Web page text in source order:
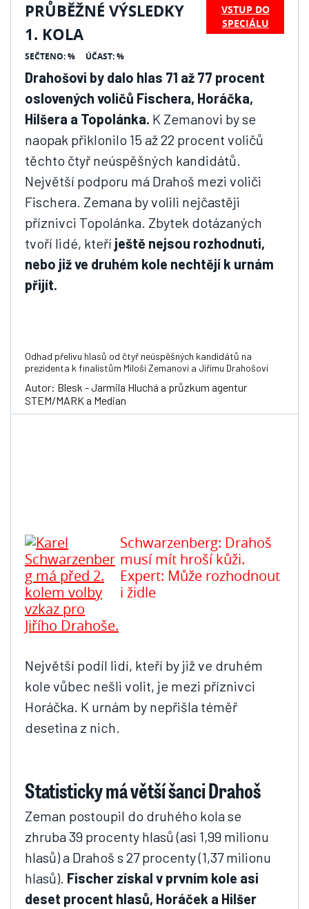
PRŮBĚŽNÉ VÝSLEDKY
1. KOLA
VSTUP DO
SPECIÁLU
SEČTENO: % ÚČAST: %
Drahošovi by dalo hlas 71 až 77 procent
oslovených voličů Fischera, Horáčka,
Hilšera a Topolánka. K Zemanovi by se
naopak přiklonilo 15 až 22 procent voličů
těchto čtyř neúspěšných kandidátů.
Největší podporu má Drahoš mezi voliči
Fischera. Zemana by volili nejčastěji
příznivci Topolánka. Zbytek dotázaných
tvoří lidé, kteří ještě nejsou rozhodnuti,
nebo již ve druhém kole nechtějí k urnám
přijít.
Odhad přelivu hlasů od čtyř neúspěšných kandidátů na
prezidenta k finalistům Miloši Zemanovi a Jiřímu Drahošovi
Autor: Blesk - Jarmila Hluchá a průzkum agentur
STEM/MARK a Median
Schwarzenberg: Drahoš
musí mít hroší kůži.
Expert: Může rozhodnout
i židle
Největší podíl lidí, kteří by již ve druhém
kole vůbec nešli volit, je mezi příznivci
Horáčka. K urnám by nepřišla téměř
desetina z nich.
Statisticky má větší šanci Drahoš
Zeman postoupil do druhého kola se
zhruba 39 procenty hlasů (asi 1,99 milionu
hlasů) a Drahoš s 27 procenty (1,37 milionu
hlasů). Fischer získal v prvním kole asi
deset procent hlasů, Horáček a Hilšer